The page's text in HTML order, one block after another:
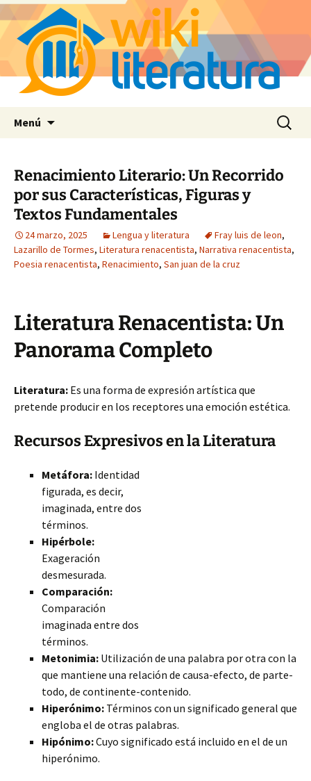
Menú Buscar:
Renacimiento Literario: Un Recorrido
por sus Características, Figuras y
Textos Fundamentales
24 marzo, 2025 Lengua y literatura Fray luis de leon,
Lazarillo de Tormes, Literatura renacentista, Narrativa renacentista,
Poesia renacentista, Renacimiento, San juan de la cruz
Literatura Renacentista: Un
Panorama Completo
Literatura: Es una forma de expresión artística que
pretende producir en los receptores una emoción estética.
Recursos Expresivos en la Literatura
Metáfora: Identidad
figurada, es decir,
imaginada, entre dos
términos.
Hipérbole:
Exageración
desmesurada.
Comparación:
Comparación
imaginada entre dos
términos.
Metonimia: Utilización de una palabra por otra con la
que mantiene una relación de causa-efecto, de parte-
todo, de continente-contenido.
Hiperónimo: Términos con un significado general que
engloba el de otras palabras.
Hipónimo:Cuyo significado está incluido en el de un
hiperónimo.